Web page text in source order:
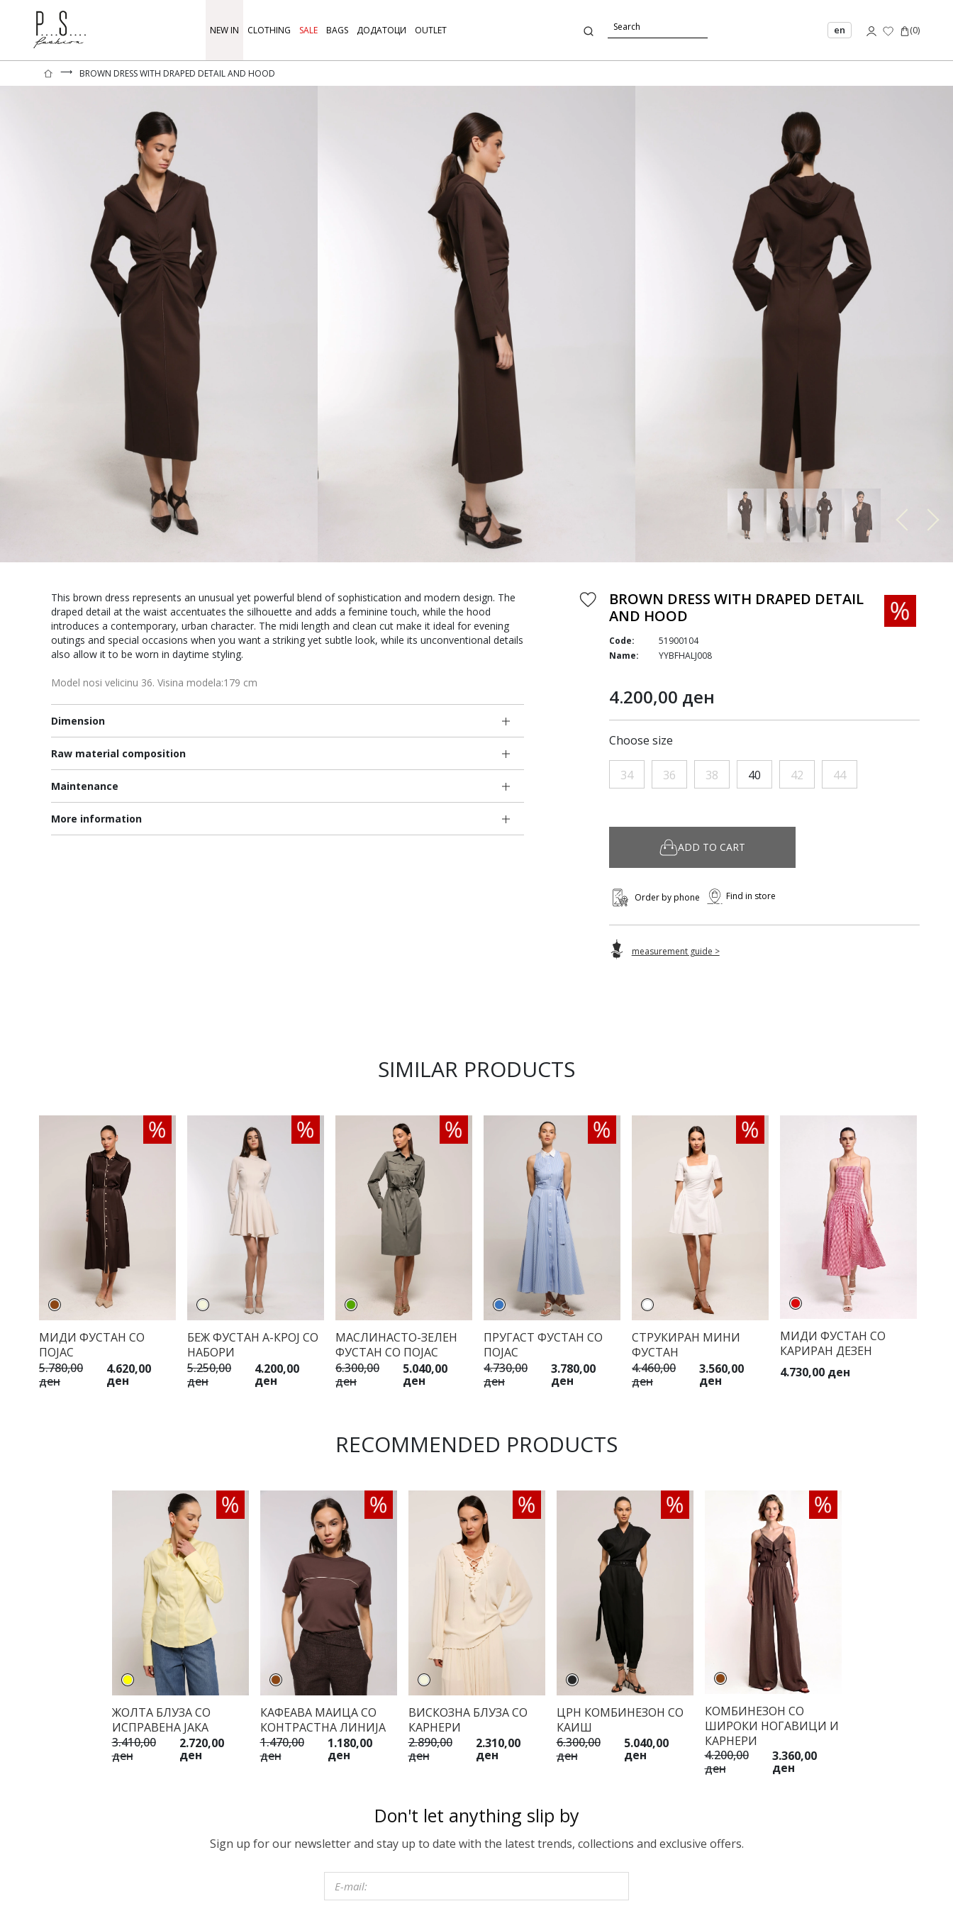
NEW IN CLOTHING SALE BAGS ДОДАТОЦИ OUTLET en (0)
⟶ BROWN DRESS WITH DRAPED DETAIL AND HOOD
This brown dress represents an unusual yet powerful blend of sophistication and modern design. The
draped detail at the waist accentuates the silhouette and adds a feminine touch, while the hood
introduces a contemporary, urban character. The midi length and clean cut make it ideal for evening
outings and special occasions when you want a striking yet subtle look, while its unconventional details
also allow it to be worn in daytime styling.
Model nosi velicinu 36. Visina modela:179 cm
Dimension
Raw material composition
Maintenance
More information
BROWN DRESS WITH DRAPED DETAIL
AND HOOD
Code:
51900104
Name:
YYBFHALJ008
4.200,00 ден
Choose size
34 36 38 40 42 44
ADD TO CART
Order by phone Find in store
measurement guide >
SIMILAR PRODUCTS
МИДИ ФУСТАН СО
ПОЈАС
5.780,00
ден
4.620,00
ден
БЕЖ ФУСТАН А-КРОЈ СО
НАБОРИ
5.250,00
ден
4.200,00
ден
МАСЛИНАСТО-ЗЕЛЕН
ФУСТАН СО ПОЈАС
6.300,00
ден
5.040,00
ден
ПРУГАСТ ФУСТАН СО
ПОЈАС
4.730,00
ден
3.780,00
ден
СТРУКИРАН МИНИ
ФУСТАН
4.460,00
ден
3.560,00
ден
МИДИ ФУСТАН СО
КАРИРАН ДЕЗЕН
4.730,00 ден
RECOMMENDED PRODUCTS
ЖОЛТА БЛУЗА СО
ИСПРАВЕНА ЈАКА
3.410,00
ден
2.720,00
ден
КАФЕАВА МАИЦА СО
КОНТРАСТНА ЛИНИЈА
1.470,00
ден
1.180,00
ден
ВИСКОЗНА БЛУЗА СО
КАРНЕРИ
2.890,00
ден
2.310,00
ден
ЦРН КОМБИНЕЗОН СО
КАИШ
6.300,00
ден
5.040,00
ден
КОМБИНЕЗОН СО
ШИРОКИ НОГАВИЦИ И
КАРНЕРИ
4.200,00
ден
3.360,00
ден
Don't let anything slip by
Sign up for our newsletter and stay up to date with the latest trends, collections and exclusive offers.